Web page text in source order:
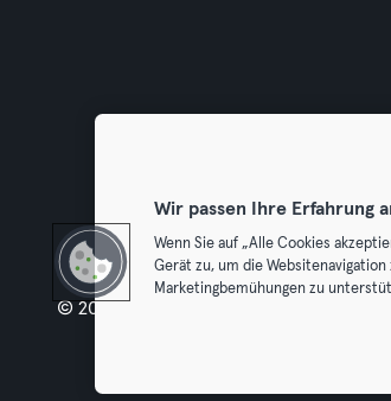
© 2026 Urban Sports Group GmbH. All
Wir passen Ihre Erfahrung
Wenn Sie auf „Alle Cookies
Gerät zu, um die
Marketingbemühungen zu